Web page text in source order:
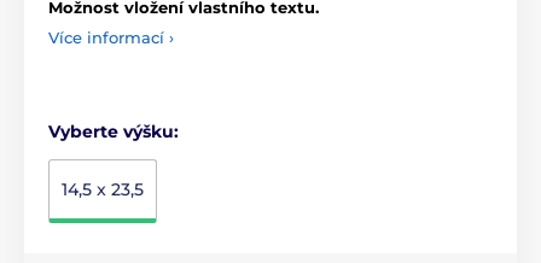
Možnost vložení vlastního textu.
Více informací ›
Vyberte výšku:
14,5 x 23,5